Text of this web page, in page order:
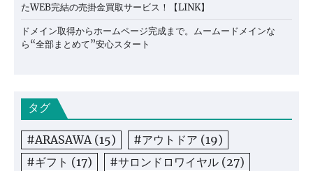
たWEB完結の売掛金買取サービス！【LINK】
ドメイン取得からホームページ完成まで。ムームードメインな
ら“全部まとめて”安心スタート
タグ
#ARASAWA(15) #アウトドア (19)
#ギフト (17) #サロンドロワイヤル (27)